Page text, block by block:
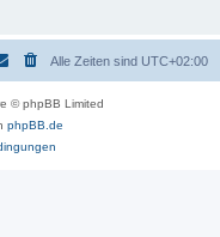
Alle Zeiten sind UTC+02:00
© phpBB Limited
phpBB.de